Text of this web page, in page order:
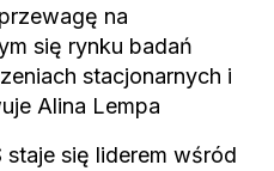
na
się rynku badań
stacjonarnych i
Alina Lempa
staje się liderem wśród